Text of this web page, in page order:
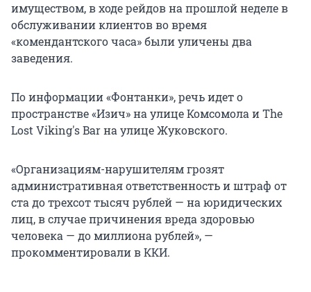
имуществом, в ходе рейдов на прошлой неделе в
обслуживании клиентов во время
«комендантского часа» были уличены два
заведения.
По информации «Фонтанки», речь идет о
пространстве «Изич» на улице Комсомола и The
Lost Viking's Bar на улице Жуковского.
«Организациям-нарушителям грозят
административная ответственность и штраф от
ста до трехсот тысяч рублей — на юридических
лиц, в случае причинения вреда здоровью
человека — до миллиона рублей», —
прокомментировали в ККИ.